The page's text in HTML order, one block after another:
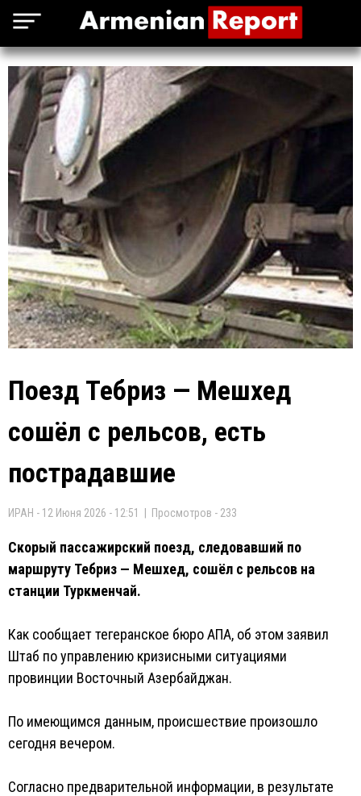
Поезд Тебриз — Мешхед
сошёл с рельсов, есть
пострадавшие
ИРАН - 12 Июня 2026 - 12:51 | Просмотров - 233
Скорый пассажирский поезд, следовавший по
маршруту Тебриз — Мешхед, сошёл с рельсов на
станции Туркменчай.
Как сообщает тегеранское бюро AПA, об этом заявил
Штаб по управлению кризисными ситуациями
провинции Восточный Азербайджан.
По имеющимся данным, происшествие произошло
сегодня вечером.
Согласно предварительной информации, в результате